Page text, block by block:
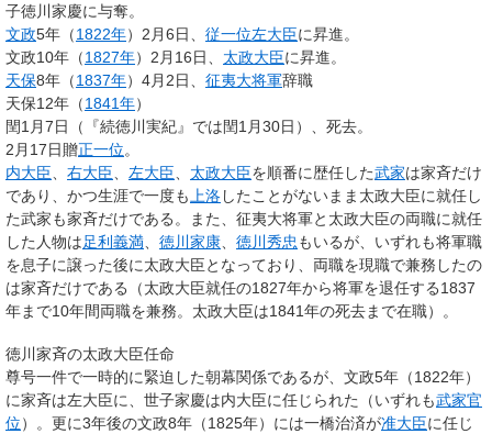
子徳川家慶に与奪。
文政5年（1822年）2月6日、 従一位左大臣に昇進。
文政10年（1827年）2月16日、 太政大臣に昇進。
天保8年（1837年）4月2日、 征夷大将軍辞職
天保12年（1841年）
閏1月7日（『続徳川実紀』では閏1月30日）、死去。
2月17日贈正一位。
内大臣
右大臣 左大臣 太政大臣を順番に歴任した武家は家斉だけ
であり、かつ生涯で一度も 上洛したことがないまま太政大臣に就任し
た武家も家斉だけである。また、征夷大将軍と太政大臣の両職に就任
した人物は足利義満 徳川家康 徳川秀忠もいるが、いずれも将軍職
を息子に譲った後に太政大臣となっており、両職を現職で兼務したの
は家斉だけである（太政大臣就任の1827年から将軍を退任する1837
年まで10年間両職を兼務。太政大臣は1841年の死去まで在職）。
徳川家斉の太政大臣任命
尊号一件で一時的に緊迫した朝幕関係であるが、文政5年（1822年）
に家斉は左大臣に、世子家慶は内大臣に任じられた（いずれも武家官
位）。更に3年後の文政8年（1825年）には一橋治済が准大臣に任じ